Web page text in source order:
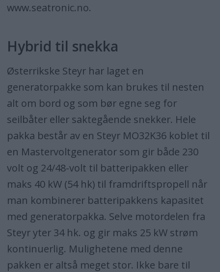
www.seatronic.no.
Hybrid til snekka
Østerrikske Steyr har laget en
generatorpakke som kan brukes til nesten
alt om bord og som bør egne seg for
seilbåter eller saktegående snekker. Hele
pakka består av en Steyr MO32K36 koblet til
en Mastervoltgenerator som gir både 230
volt og 24/48-volt til batteripakken eller
maks 40 kW (54 hk) til framdriftspropell når
man kombinerer batteripakkens kapasitet
med generatorpakka. Selve motordelen fra
Steyr yter 34 hk. og gir maks 25 kW strøm
kontinuerlig. Mulighetene med denne
pakken er altså meget stor. Ikke bare til